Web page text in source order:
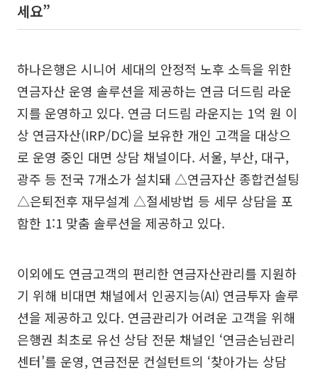
세요”
하나은행은 시니어 세대의 안정적 노후 소득을 위한
연금자산 운영 솔루션을 제공하는 연금 더드림 라운
지를 운영하고 있다. 연금 더드림 라운지는 1억 원 이
상 연금자산(IRP/DC)을 보유한 개인 고객을 대상으
로 운영 중인 대면 상담 채널이다. 서울, 부산, 대구,
광주 등 전국 7개소가 설치돼 △연금자산 종합컨설팅
△은퇴전후 재무설계 △절세방법 등 세무 상담을 포
함한 1:1 맞춤 솔루션을 제공하고 있다.
이외에도 연금고객의 편리한 연금자산관리를 지원하
기 위해 비대면 채널에서 인공지능(AI) 연금투자 솔루
션을 제공하고 있다. 연금관리가 어려운 고객을 위해
은행권 최초로 유선 상담 전문 채널인 ‘연금손님관리
센터’를 운영, 연금전문 컨설턴트의 ‘찾아가는 상담